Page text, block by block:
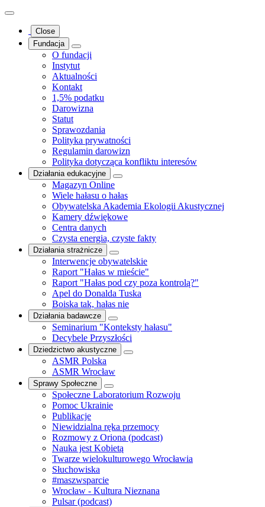
Close
Fundacja
O fundacji
Instytut
Aktualności
Kontakt
1,5% podatku
Darowizna
Statut
Sprawozdania
Polityka prywatności
Regulamin darowizn
Polityka dotycząca konfliktu interesów
Działania edukacyjne
Magazyn Online
Wiele hałasu o hałas
Obywatelska Akademia Ekologii Akustycznej
Kamery dźwiękowe
Centra danych
Czysta energia, czyste fakty
Działania strażnicze
Interwencje obywatelskie
Raport "Hałas w mieście"
Raport "Hałas pod czy poza kontrolą?"
Apel do Donalda Tuska
Boiska tak, hałas nie
Działania badawcze
Seminarium "Konteksty hałasu"
Decybele Przyszłości
Dziedzictwo akustyczne
ASMR Polska
ASMR Wrocław
Sprawy Społeczne
Społeczne Laboratorium Rozwoju
Pomoc Ukrainie
Publikacje
Niewidzialna ręka przemocy
Rozmowy z Oriona (podcast)
Nauka jest Kobietą
Twarze wielokulturowego Wrocławia
Słuchowiska
#maszwsparcie
Wrocław - Kultura Nieznana
Pulsar (podcast)